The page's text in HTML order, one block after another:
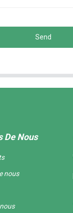
Send
De Nous
nous